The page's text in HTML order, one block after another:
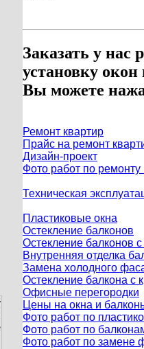
Заказать у нас
установку
Вы можете
Ремонт квартир
Прайс на ремонт
Дизайн-проект
Фото работ по ремонту
Техническая
Пластиковые окна
Остекление балконов
Остекление балконов
Внутренняя отделка
Замена холодного
Остекление балкона с
Офисные перегородки
Цены на окна и
Фото работ по
Фото работ по
Фото работ по замене